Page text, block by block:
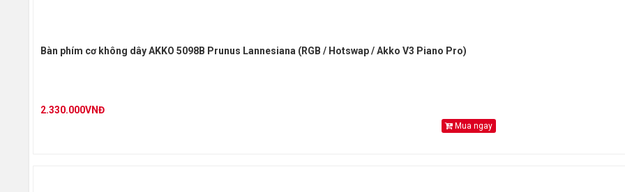
Bàn phím cơ không dây AKKO 5098B Prunus Lannesiana (RGB / Hotswap / Akko V3 Piano Pro)
2.330.000VNĐ
Mua ngay